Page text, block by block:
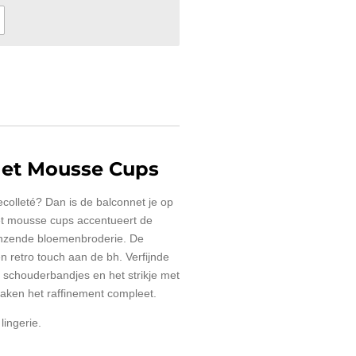
Mousse Cups
Dan is de balconnet je op
mousse cups accentueert de
bloemenbroderie. De
retro touch aan de bh. Verfijnde
en het strikje met
het raffinement compleet.